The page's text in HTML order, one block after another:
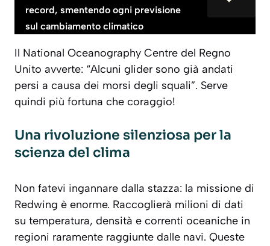
record, smentendo ogni previsione
sul cambiamento climatico
Il National Oceanography Centre del Regno
Unito avverte: “Alcuni glider sono già andati
persi a causa dei morsi degli squali”. Serve
quindi più fortuna che coraggio!
Una rivoluzione silenziosa per la
scienza del clima
Non fatevi ingannare dalla stazza: la missione di
Redwing è enorme. Raccoglierà milioni di dati
su temperatura, densità e correnti oceaniche in
regioni raramente raggiunte dalle navi. Queste